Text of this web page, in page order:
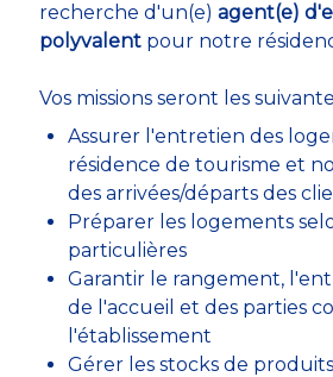
recherche d'un(e) agent(e)
polyvalentpour notre
Vos missions seront les
Assurer l'entretien des
résidence de tourisme et
des arrivées/départs des
Préparer les logements
particulières
Garantir le rangement,
de l'accueil et des parties
l'établissement
Gérer les stocks de